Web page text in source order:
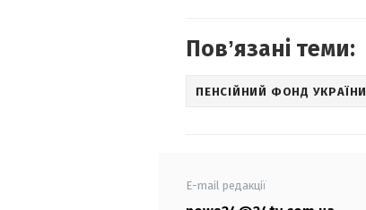
Повʼязані теми:
ПЕНСІЙНИЙ ФОНД УКРАЇНИ
E-mail редакції